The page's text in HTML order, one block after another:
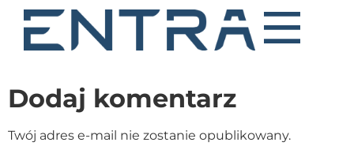
Dodaj komentarz
Twój adres e-mail nie zostanie opublikowany.